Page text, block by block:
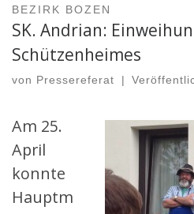
BEZIRK BOZEN
SK. Andrian:
Schützenheimes
von Pressereferat |
Am 25.
April
konnte
Hauptm